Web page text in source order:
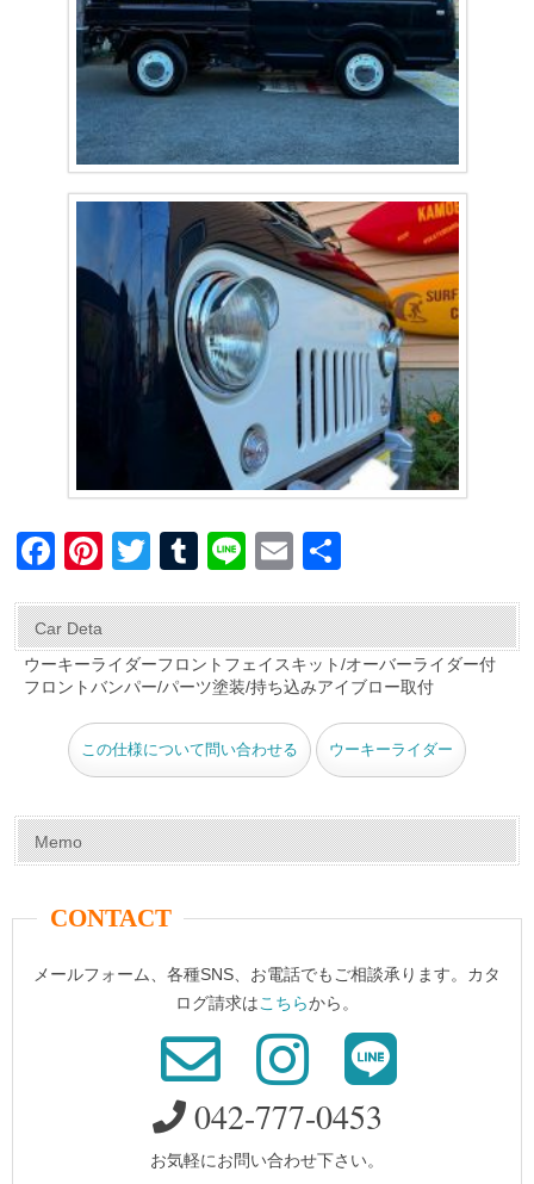
F
c
e
b
o
o
k
Pi
er
e
st
T
tt
er
T
m
bl
r
Li
e
E
ail
Car Deta
ウーキーライダーフロントフェイスキット/オーバーライダー付
フロントバンパー/パーツ塗装/持ち込みアイブロー取付
この仕様について問い合わせる ウーキーライダー
Memo
CONTACT
メールフォーム、各種SNS、お電話でもご相談承ります。カタ
ログ請求はこちらから。
042-777-0453
お気軽にお問い合わせ下さい。